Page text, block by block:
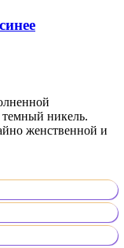
темный никель.
женственной и